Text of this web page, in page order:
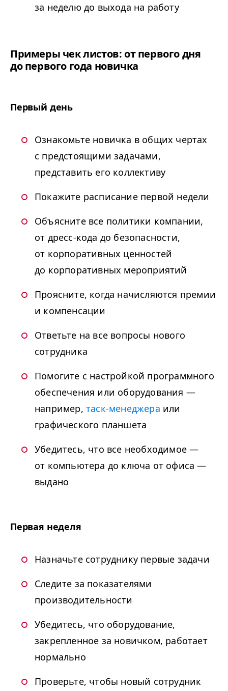
за неделю до выхода на работу
Примеры чек листов: от первого дня
до первого года новичка
Первый день
Ознакомьте новичка в общих чертах
с предстоящими задачами,
представить его коллективу
Покажите расписание первой недели
Объясните все политики компании,
от дресс-кода до безопасности,
от корпоративных ценностей
до корпоративных мероприятий
Проясните, когда начисляются премии
и компенсации
Ответьте на все вопросы нового
сотрудника
Помогите с настройкой программного
обеспечения или оборудования —
например, таск-менеджера или
графического планшета
Убедитесь, что все необходимое —
от компьютера до ключа от офиса —
выдано
Первая неделя
Назначьте сотруднику первые задачи
Следите за показателями
производительности
Убедитесь, что оборудование,
закрепленное за новичком, работает
нормально
Проверьте, чтобы новый сотрудник